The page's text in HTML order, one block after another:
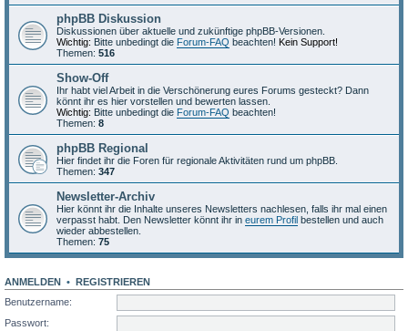
phpBB Diskussion
Diskussionen über aktuelle und zukünftige phpBB-Versionen.
Wichtig: Bitte unbedingt die Forum-FAQ beachten! Kein Support!
Themen: 516
Show-Off
Ihr habt viel Arbeit in die Verschönerung eures Forums gesteckt? Dann
könnt ihr es hier vorstellen und bewerten lassen.
Wichtig: Bitte unbedingt die Forum-FAQ beachten!
Themen: 8
phpBB Regional
Hier findet ihr die Foren für regionale Aktivitäten rund um phpBB.
Themen: 347
Newsletter-Archiv
Hier könnt ihr die Inhalte unseres Newsletters nachlesen, falls ihr mal einen
verpasst habt. Den Newsletter könnt ihr in eurem Profil bestellen und auch
wieder abbestellen.
Themen: 75
ANMELDEN • REGISTRIEREN
Benutzername:
Passwort: